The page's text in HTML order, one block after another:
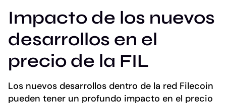
Impacto de los nuevos
desarrollos en el
precio de la FIL
Los nuevos desarrollos dentro de la red Filecoin
pueden tener un profundo impacto en el precio